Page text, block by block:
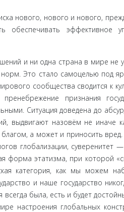
но­вого, нового и нового,
обеспе­чивать
и ни одна страна в мире не
Это стало самоцелью под
сообщества сводится к
признания
Ситуация доведена до
выдвигают назовём не иначе
а может и приносить
глобализации, суверенитет
форма этатизма, при которой
категория, как мы можем
и наше государство
всегда была, есть и будет
настроения глобальных